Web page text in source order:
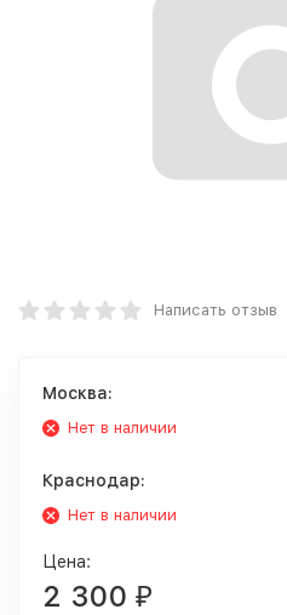
Написать отзыв
Москва:
Нет в наличии
Краснодар:
Нет в наличии
Цена:
2 300 ₽